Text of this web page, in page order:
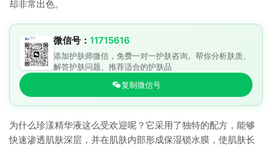
却非常出色。
微信号： 11715616
添加护肤师微信，免费一对一护肤咨询。帮你分析肤质、
解答护肤问题、推荐适合的护肤品
复制微信号
为什么珍漾精华液这么受欢迎呢？它采用了独特的配方，能够
快速渗透肌肤深层，并在肌肤内部形成保湿锁水膜，使肌肤长